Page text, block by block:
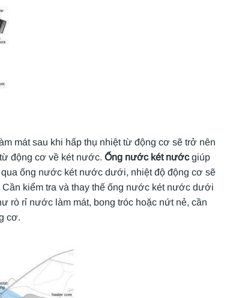
mát sau khi hấp thụ nhiệt từ động cơ sẽ trở nên
động cơ về két nước. Ống nước két nướcgiúp
ống nước két nước dưới, nhiệt độ động cơ sẽ
kiểm tra và thay thế ống nước két nước dưới
rò rỉ nước làm mát, bong tróc hoặc nứt nẻ, cần
cơ.